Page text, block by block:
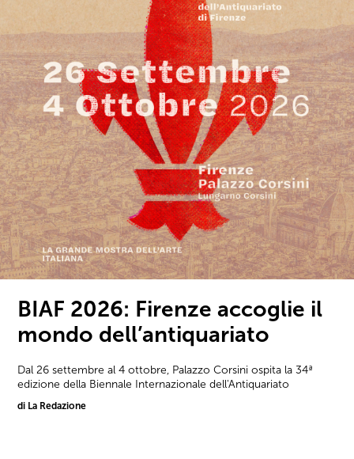
BIAF 2026: Firenze accoglie il
mondo dell’antiquariato
Dal 26 settembre al 4 ottobre, Palazzo Corsini ospita la 34ª
edizione della Biennale Internazionale dell'Antiquariato
di La Redazione